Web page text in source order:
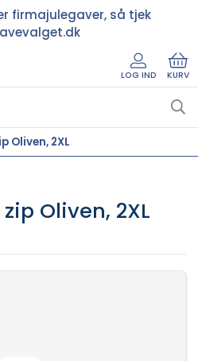
firmajulegaver, så tjek
LOG IND KURV
Oliven, 2XL
Oliven, 2XL